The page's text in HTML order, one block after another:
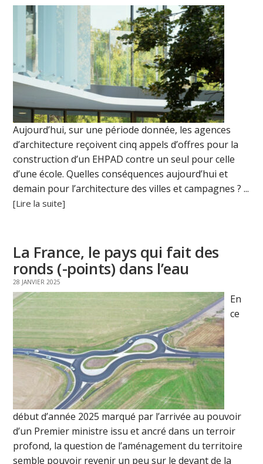
Aujourd’hui, sur une période donnée, les agences
d’architecture reçoivent cinq appels d’offres pour la
construction d’un EHPAD contre un seul pour celle
d’une école. Quelles conséquences aujourd’hui et
demain pour l’architecture des villes et campagnes ? ...
[Lire la suite]
La France, le pays qui fait des
ronds (-points) dans l’eau
28 JANVIER 2025
En
ce
début d’année 2025 marqué par l’arrivée au pouvoir
d’un Premier ministre issu et ancré dans un terroir
profond, la question de l’aménagement du territoire
semble pouvoir revenir un peu sur le devant de la